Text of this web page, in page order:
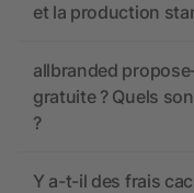
et la production
allbranded
gratuite ? Quels
?
Y a-t-il des frais